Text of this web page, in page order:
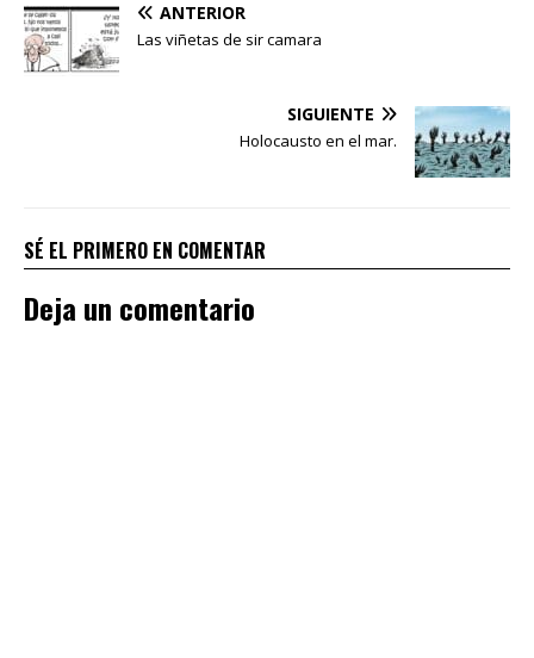
ANTERIOR
Las viñetas de sir camara
SIGUIENTE
Holocausto en el mar.
SÉ EL PRIMERO EN COMENTAR
Deja un comentario